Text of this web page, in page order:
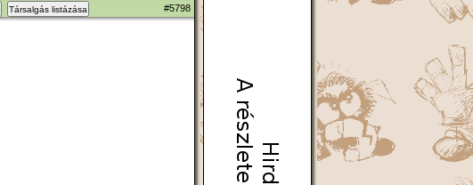
Társalgás listázása #5798